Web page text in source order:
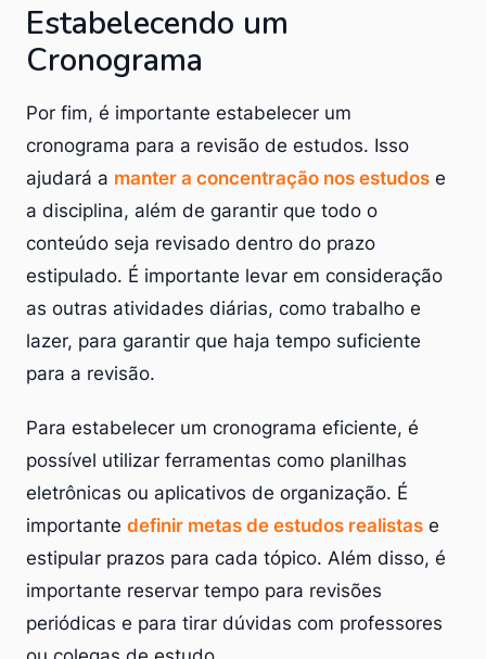
Estabelecendo um
Cronograma
Por fim, é importante estabelecer um
cronograma para a revisão de estudos. Isso
ajudará a manter a concentração nos estudos e
a disciplina, além de garantir que todo o
conteúdo seja revisado dentro do prazo
estipulado. É importante levar em consideração
as outras atividades diárias, como trabalho e
lazer, para garantir que haja tempo suficiente
para a revisão.
Para estabelecer um cronograma eficiente, é
possível utilizar ferramentas como planilhas
eletrônicas ou aplicativos de organização. É
importante definir metas de estudos realistas e
estipular prazos para cada tópico. Além disso, é
importante reservar tempo para revisões
periódicas e para tirar dúvidas com professores